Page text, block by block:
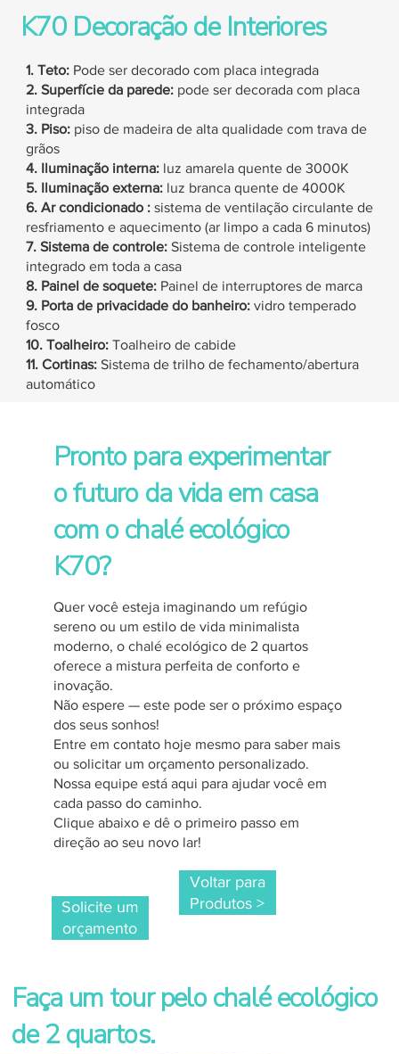
K70 Decoração de Interiores
1. Teto:Pode ser decorado com placa integrada
2. Superfície da parede:pode ser decorada com placa
integrada
3. Piso:piso de madeira de alta qualidade com trava de
grãos
4. Iluminação interna:luz amarela quente de 3000K
5. Iluminação externa:luz branca quente de 4000K
6. Ar condicionado : sistema de ventilação circulante de
resfriamentoe aquecimento (ar limpo a cada 6 minutos)
7. Sistema de controle:Sistema de controle inteligente
integrado em toda a casa
8. Painel de soquete:Painel de interruptores de marca
9. Porta de privacidade do banheiro:vidro temperado
fosco
10. Toalheiro:Toalheiro de cabide
11. Cortinas: Sistema de trilho de fechamento/abertura
automático
Pronto para experimentar
o futuro da vida em casa
com o chalé ecológico
K70?
Quer você esteja imaginando um refúgio
sereno ou um estilo de vida minimalista
moderno, o chalé ecológico de 2 quartos
oferece a mistura perfeita de conforto e
inovação.
Não espere — este pode ser o próximo espaço
dos seus sonhos!
Entre em contato hoje mesmo para saber mais
ou solicitar um orçamento personalizado.
Nossa equipe está aqui para ajudar você em
cada passo do caminho.
Clique abaixo e dê o primeiro passo em
direção ao seu novo lar!
Voltar para
Produtos >
Solicite um
orçamento
Faça um tour pelo chalé ecológico
de 2 quartos.